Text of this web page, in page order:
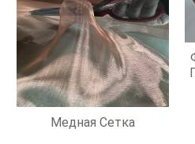
Медная Сетка